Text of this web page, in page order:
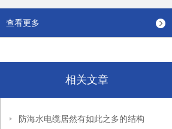
查看更多
相关文章
防海水电缆居然有如此之多的结构